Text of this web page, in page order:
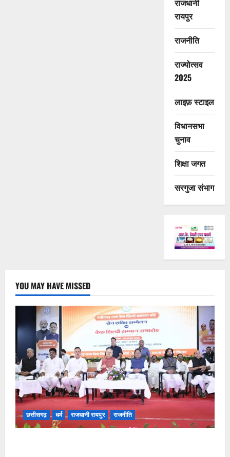
राजधानी
रायपुर
राजनीति
राज्योत्सव
2025
लाइफ़ स्टाइल
विधानसभा
चुनाव
शिक्षा जगत
सरगुजा संभाग
YOU MAY HAVE MISSED
छत्तीसगढ़ धर्म राजधानी रायपुर राजनीति